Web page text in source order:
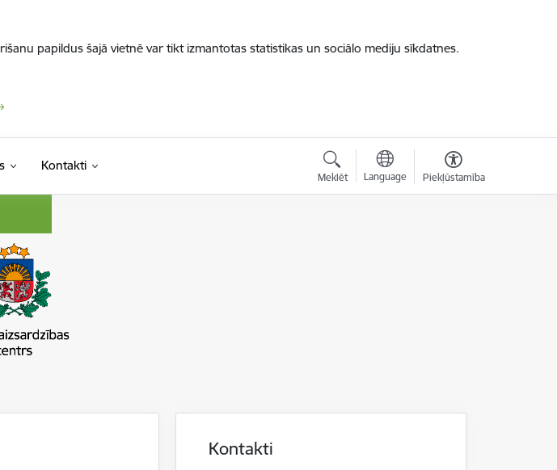
papildus šajā vietnē var tikt izmantotas statistikas un sociālo mediju sīkdatnes.
Kontakti
Meklēt Language Piekļūstamība
Kontakti